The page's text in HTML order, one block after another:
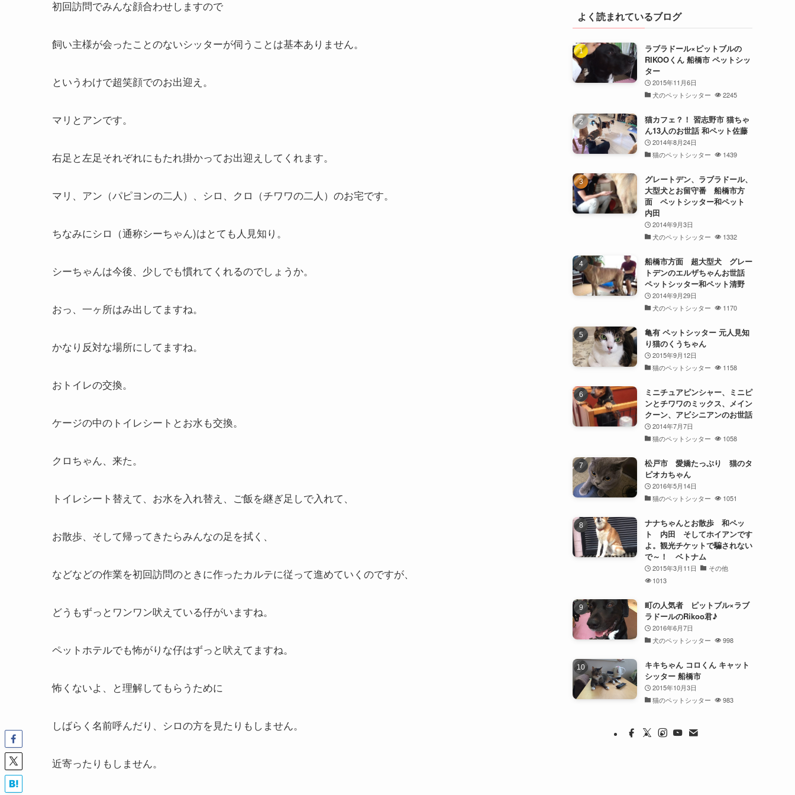
初回訪問でみんな顔合わせしますので
飼い主様が会ったことのないシッターが伺うことは基本ありません。
というわけで超笑顔でのお出迎え。
マリとアンです。
右足と左足それぞれにもたれ掛かってお出迎えしてくれます。
マリ、アン（パピヨンの二人）、シロ、クロ（チワワの二人）のお宅です。
ちなみにシロ（通称シーちゃん)はとても人見知り。
シーちゃんは今後、少しでも慣れてくれるのでしょうか。
おっ、一ヶ所はみ出してますね。
かなり反対な場所にしてますね。
おトイレの交換。
ケージの中のトイレシートとお水も交換。
クロちゃん、来た。
トイレシート替えて、お水を入れ替え、ご飯を継ぎ足しで入れて、
お散歩、そして帰ってきたらみんなの足を拭く、
などなどの作業を初回訪問のときに作ったカルテに従って進めていくのですが、
どうもずっとワンワン吠えている仔がいますね。
ペットホテルでも怖がりな仔はずっと吠えてますね。
怖くないよ、と理解してもらうために
しばらく名前呼んだり、シロの方を見たりもしません。
近寄ったりもしません。
よく読まれているブログ
ラブラドール×ピットブルの
RIKOOくん 船橋市 ペットシッ
ター
2015年11月6日
犬のペットシッター
2245
猫カフェ？！ 習志野市 猫ちゃ
ん13人のお世話 和ペット佐藤
2014年8月24日
猫のペットシッター
1439
グレートデン、ラブラドール、
大型犬とお留守番 船橋市方
面 ペットシッター和ペット
内田
2014年9月3日
犬のペットシッター
1332
船橋市方面 超大型犬 グレー
トデンのエルザちゃんお世話
ペットシッター和ペット清野
2014年9月29日
犬のペットシッター
1170
亀有 ペットシッター 元人見知
り猫のくうちゃん
2015年9月12日
猫のペットシッター
1158
ミニチュアピンシャー、ミニピ
ンとチワワのミックス、メイン
クーン、アビシニアンのお世話
2014年7月7日
猫のペットシッター
1058
松戸市 愛嬌たっぷり 猫のタ
ピオカちゃん
2016年5月14日
猫のペットシッター
1051
ナナちゃんとお散歩 和ペッ
ト 内田 そしてホイアンです
よ。観光チケットで騙されない
で～！ ベトナム
2015年3月11日
その他
1013
町の人気者 ピットブル×ラブ
ラドールのRikoo君♪
2016年6月7日
犬のペットシッター
998
キキちゃん コロくん キャット
シッター 船橋市
2015年10月3日
猫のペットシッター
983